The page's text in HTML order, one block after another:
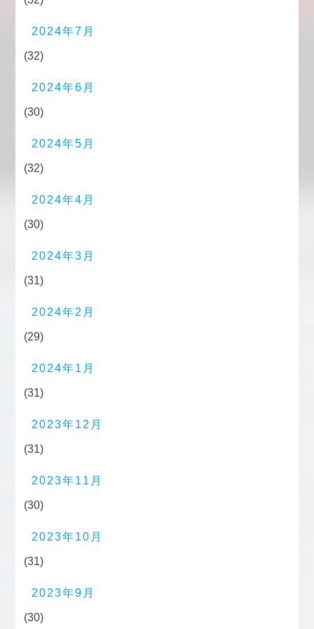
2024年7月
(32)
2024年6月
(30)
2024年5月
(32)
2024年4月
(30)
2024年3月
(31)
2024年2月
(29)
2024年1月
(31)
2023年12月
(31)
2023年11月
(30)
2023年10月
(31)
2023年9月
(30)